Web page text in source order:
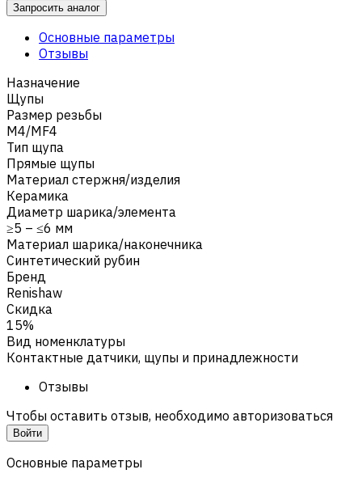
Запросить аналог
Основные параметры
Отзывы
Назначение
Щупы
Размер резьбы
M4/MF4
Тип щупа
Прямые щупы
Материал стержня/изделия
Керамика
Диаметр шарика/элемента
≥5 – ≤6 мм
Материал шарика/наконечника
Синтетический рубин
Бренд
Renishaw
Скидка
15%
Вид номенклатуры
Контактные датчики, щупы и принадлежности
Отзывы
Чтобы оставить отзыв, необходимо авторизоваться
Войти
Основные параметры